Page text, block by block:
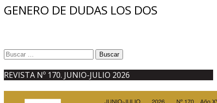
GENERO DE DUDAS LOS DOS
Buscar:
REVISTA Nº 170. JUNIO-JULIO 2026